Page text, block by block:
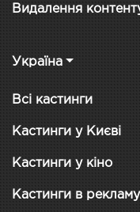
Видалення
Україна
Всі кастинги
Кастинги у Києві
Кастинги у кіно
Кастинги в рекламу